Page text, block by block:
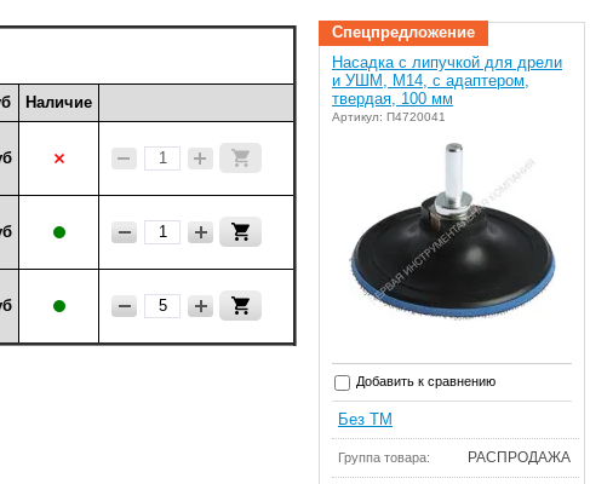
Наличие
Спецпредложение
Насадка с липучкой для дрели
и УШМ, М14, с адаптером,
твердая, 100 мм
Артикул: П4720041
Добавить к сравнению
Без ТМ
Группа товара: РАСПРОДАЖА